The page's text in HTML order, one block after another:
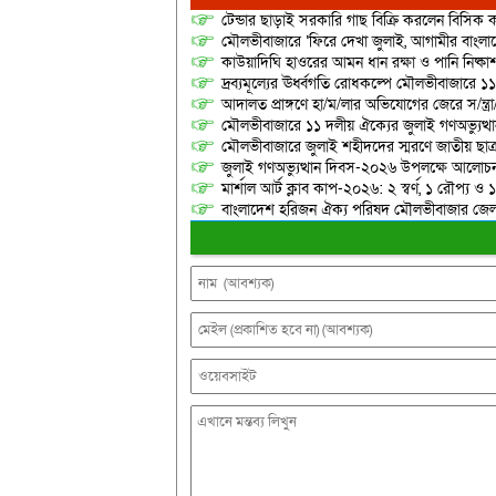
টেন্ডার ছাড়াই সরকারি গাছ বিক্রি করলেন বিসিক
মৌলভীবাজারে ‘ফিরে দেখা জুলাই, আগামীর
কাউয়াদিঘি হাওরের আমন ধান রক্ষা ও পানি
দ্রব্যমূল্যের ঊর্ধ্বগতি রোধকল্পে মৌলভীবাজারে
আদালত প্রাঙ্গণে হা/ম/লার অভিযোগের জেরে স/
মৌলভীবাজারে ১১ দলীয় ঐক্যের জুলাই
মৌলভীবাজারে জুলাই শহীদদের স্মরণে জাতীয়
জুলাই গণঅভ্যুত্থান দিবস-২০২৬ উপলক্ষে
মার্শাল আর্ট ক্লাব কাপ-২০২৬: ২ স্বর্ণ, ১ রৌপ্য ও
বাংলাদেশ হরিজন ঐক্য পরিষদ মৌলভীবাজার